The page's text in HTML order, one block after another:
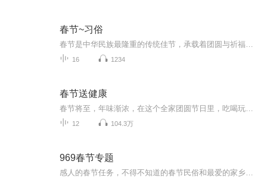
春节~习俗
16 1234
春节送健康
12 104.3万
969春节专题